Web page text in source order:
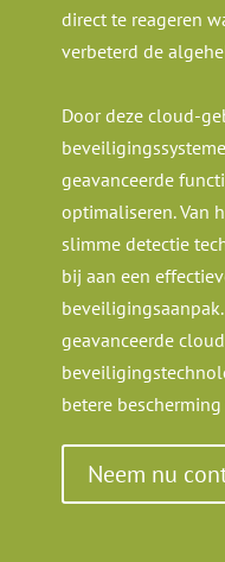
direct te reageren
verbeterd de
Door deze cloud-
geavanceerde
optimaliseren. Van
slimme detectie
bij aan een
geavanceerde
betere
Neem nu